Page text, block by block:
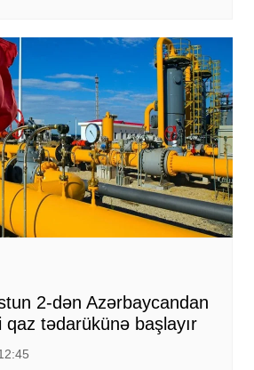
2-dən Azərbaycandan
qaz tədarükünə başlayır